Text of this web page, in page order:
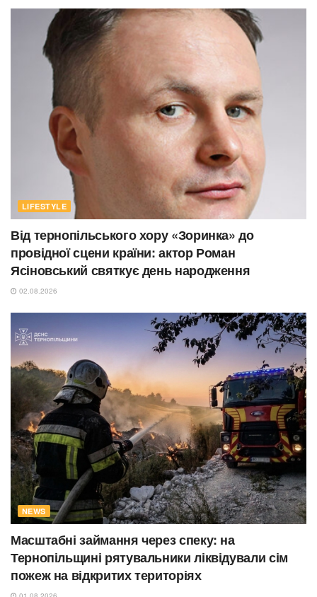
LIFESTYLE
Від тернопільського хору «Зоринка» до
провідної сцени країни: актор Роман
Ясіновський святкує день народження
02.08.2026
NEWS
Масштабні займання через спеку: на
Тернопільщині рятувальники ліквідували сім
пожеж на відкритих територіях